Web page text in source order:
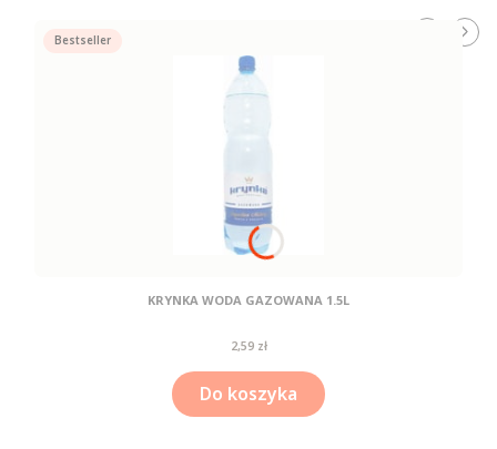
Bestseller
KRYNKA WODA GAZOWANA 1.5L
Cena
2,59 zł
Do koszyka